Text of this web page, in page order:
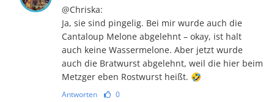
@Chriska:
Ja, sie sind pingelig. Bei mir wurde auch die
Cantaloup Melone abgelehnt – okay, ist halt
auch keine Wassermelone. Aber jetzt wurde
auch die Bratwurst abgelehnt, weil die hier beim
Metzger eben Rostwurst heißt. 🤣
Antworten 0